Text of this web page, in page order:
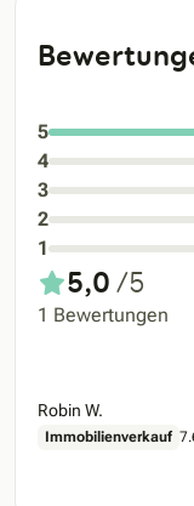
5
4
3
2
1
5,0 /5
1 Bewertungen
Robin W.
Immobilienverkauf